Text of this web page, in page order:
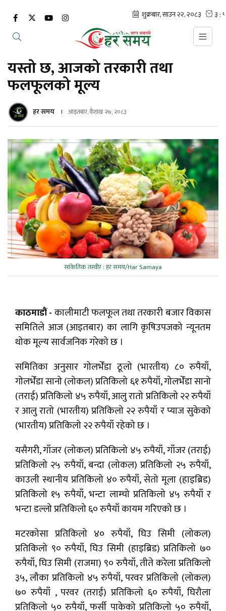
यस्तो छ, आजको तरकारी तथा
फलफूलको मूल्य
हर समय आइतबार, वैशाख २७, २०८३
सांकेतिक तस्वीर : हर समय/Har Samaya
काठमाडौं -कालीमाटी फलफूल तथा तरकारी बजार विकास
समितिले आज (आइतबार) का लागि कृषिउपजको न्यूनतम
थोक मूल्य सार्वजनिक गरेको छ ।
समितिका अनुसार गोलभेँडा ठूलो (भारतीय) ८० रुपैयाँ,
गोलभेँडा सानो (लोकल) प्रतिकिलो ६१ रुपैयाँ, गोलभेँडा सानो
(तराई) प्रतिकिलो ४५ रुपैयाँ, आलु रातो प्रतिकिलो २२ रुपैयाँ
र आलु रातो (भारतीय) प्रतिकिलो २२ रुपैयाँ र प्याज सुकेको
(भारतीय) प्रतिकिलो २२ रुपैयाँ रहेको छ ।
यसैगरी, गाँजर (लोकल) प्रतिकिलो ४५ रुपैयाँ, गाँजर (तराई)
प्रतिकिलो २५ रुपैयाँ, बन्दा (लोकल) प्रतिकिलो २५ रुपैयाँ,
काउली स्थानीय प्रतिकिलो ४० रुपैयाँ, सेतो मूला (हाइब्रिड)
प्रतिकिलो १५ रुपैयाँ, भन्टा लाम्चो प्रतिकिलो ४५ रुपैयाँ र
भन्टा डल्लो प्रतिकिलो ६० रुपैयाँ कायम गरिएको छ ।
मटरकोसा प्रतिकिलो ४० रुपैयाँ, घिउ सिमी (लोकल)
प्रतिकिलो ९० रुपैयाँ, घिउ सिमी (हाइब्रिड) प्रतिकिलो ७०
रुपैयाँ, घिउ सिमी (राजमा) ९० रुपैयाँ, तीते करेला प्रतिकिलो
३५, लौका प्रतिकिलो ४५ रुपैयाँ, परवर प्रतिकिलो (लोकल)
७० रुपैयाँ , परवर (तराई) प्रतिकिलो ६० रुपैयाँ, घिरौला
प्रतिकिलो ५० रुपैयाँ, फर्सी पाकेको प्रतिकिलो ५० रुपैयाँ,